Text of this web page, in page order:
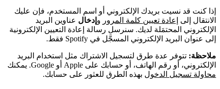
إذا كنت قد نسيت بريدك الإلكتروني أو اسم المستخدم، فإن عليك
الانتقال إلى
إعادة تعيين كلمة المرور و إدخال عناوين البريد
الإلكتروني المحتمَلة لديك. سنرسل رسالة إعادة التعيين الإلكترونية
إلى عنوان البريد الإلكتروني المسجَّل في Spotify فقط.
ملاحظة: تتوفر عدة طرق لتسجيل الاشتراك مثل استخدام البريد
الإلكتروني، أو رقم الهاتف، أو حسابك على Apple أو Google. يمكنك
محاولة تسجيل الدخول بهذه الطرق للعثور على حسابك.